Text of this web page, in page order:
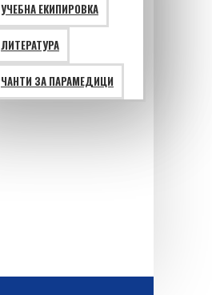
УЧЕБНА ЕКИПИРОВКА
ЛИТЕРАТУРА
ЧАНТИ ЗА ПАРАМЕДИЦИ